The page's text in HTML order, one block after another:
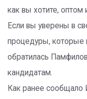
как вы хотите, оптом
Если вы уверены в
процедуры, которые
обратилась
кандидатам.
Как ранее сообщало